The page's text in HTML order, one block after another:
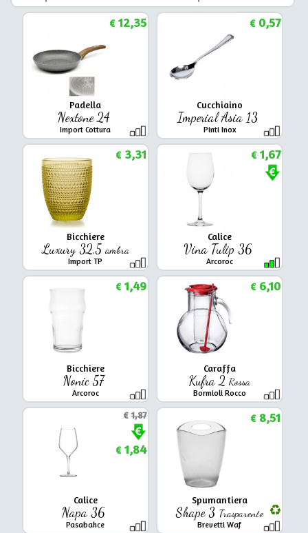
Padella
Nextone 24
Import Cottura
€12,35
Cucchiaino
Imperial Asia 13
Pinti Inox
€0,57
Bicchiere
Luxury 32,5 ambra
Import TP
€3,31
Calice
Vina Tulip 36
Arcoroc
€1,67
Bicchiere
Nonic 57
Arcoroc
€1,49
Caraffa
Kufra 2Rossa
Bormioli Rocco
€6,10
Calice
Napa 36
Pasabahce
€1,87
€1,84
Spumantiera
Shape 3 Trasparente
Brevetti Waf
€8,51